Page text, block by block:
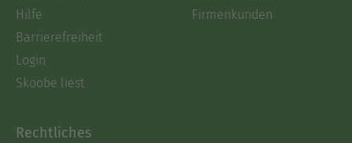
Hilfe
Barrierefreiheit
Login
Skoobe liest
Firmenkunden
Rechtliches